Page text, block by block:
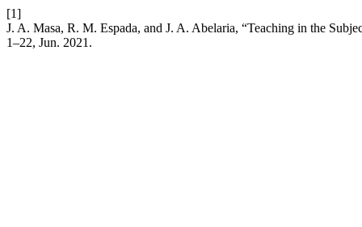
[1]
J. A. Masa, R. M. Espada, and J. A. Abelaria, “Teaching in the
1–22, Jun. 2021.